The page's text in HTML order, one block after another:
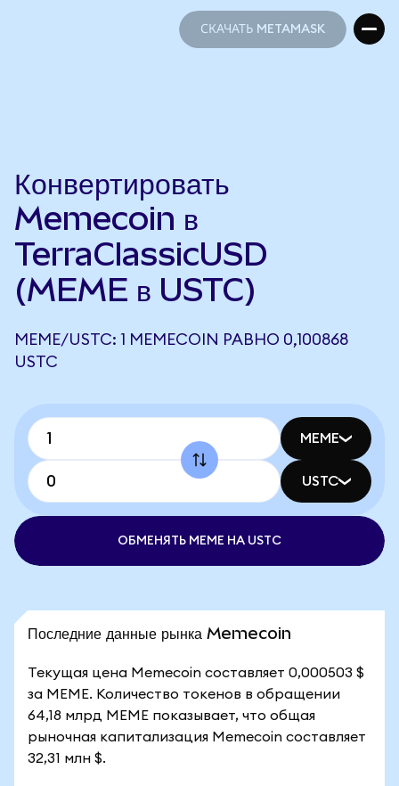
СКАЧАТЬ METAMASK
Конвертировать
Memecoin в
TerraClassicUSD
(MEME в USTC)
MEME/USTC: 1 MEMECOIN РАВНО 0,100868
USTC
MEME
USTC
ОБМЕНЯТЬ MEME НА USTC
Последние данные рынка Memecoin
Текущая цена Memecoin составляет 0,000503 $
за MEME. Количество токенов в обращении
64,18 млрд MEME показывает, что общая
рыночная капитализация Memecoin составляет
32,31 млн $.